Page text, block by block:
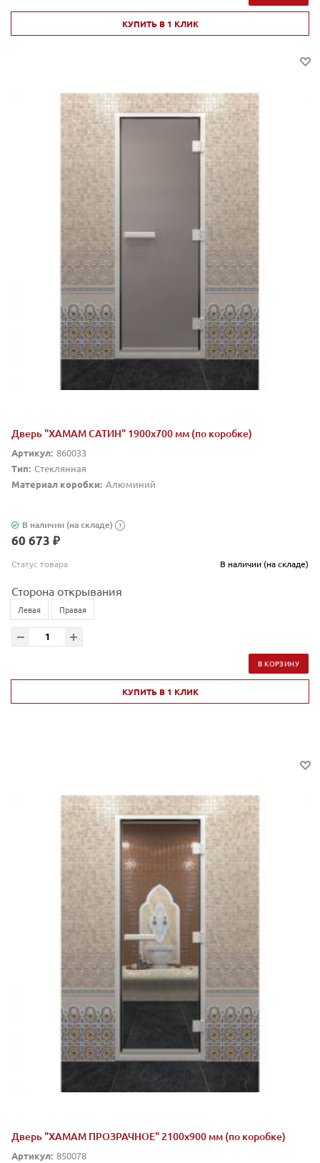
КУПИТЬ В 1 КЛИК
Дверь "ХАМАМ САТИН" 1900х700 мм (по коробке)
Артикул: 860033
Тип: Стеклянная
Материал коробки: Алюминий
В наличии (на складе) ?
60 673 ₽
Статус товара В наличии (на складе)
Сторона открывания
Левая Правая
В КОРЗИНУ
КУПИТЬ В 1 КЛИК
Дверь "ХАМАМ ПРОЗРАЧНОЕ" 2100х900 мм (по коробке)
Артикул: 850078